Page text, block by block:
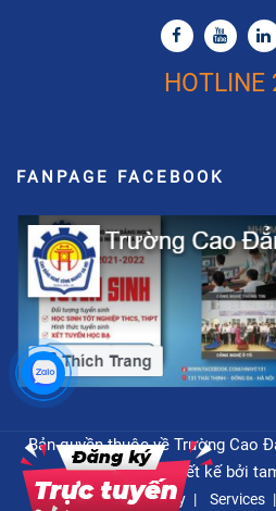
FANPAGE FACEBOOK
Bản quyền thuộc về Trường Cao
Nội - Thiết kế bởi
Privacy Services